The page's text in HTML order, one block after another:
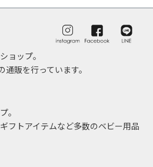
ョップ。
販を行っています。
。
フトアイテムなど多数のベビー用品